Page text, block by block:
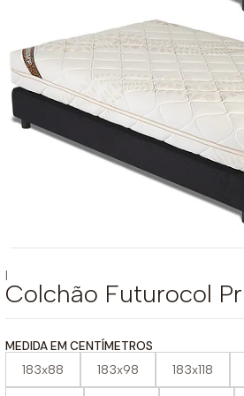
|
Colchão Futurocol
MEDIDA EM CENTÍMETROS
183x88 183x98 183x118